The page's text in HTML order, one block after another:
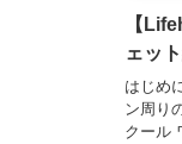
【
ェッ
はじめ
ン周り
クール